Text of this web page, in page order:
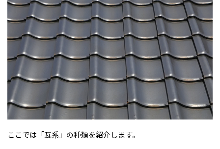
ここでは「瓦系」の種類を紹介します。